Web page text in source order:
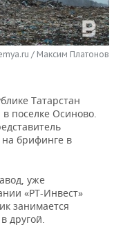
/ Максим Платонов
Татарстан
поселке Осиново.
на брифинге в
уже
«РТ-Инвест»
занимается
другой.